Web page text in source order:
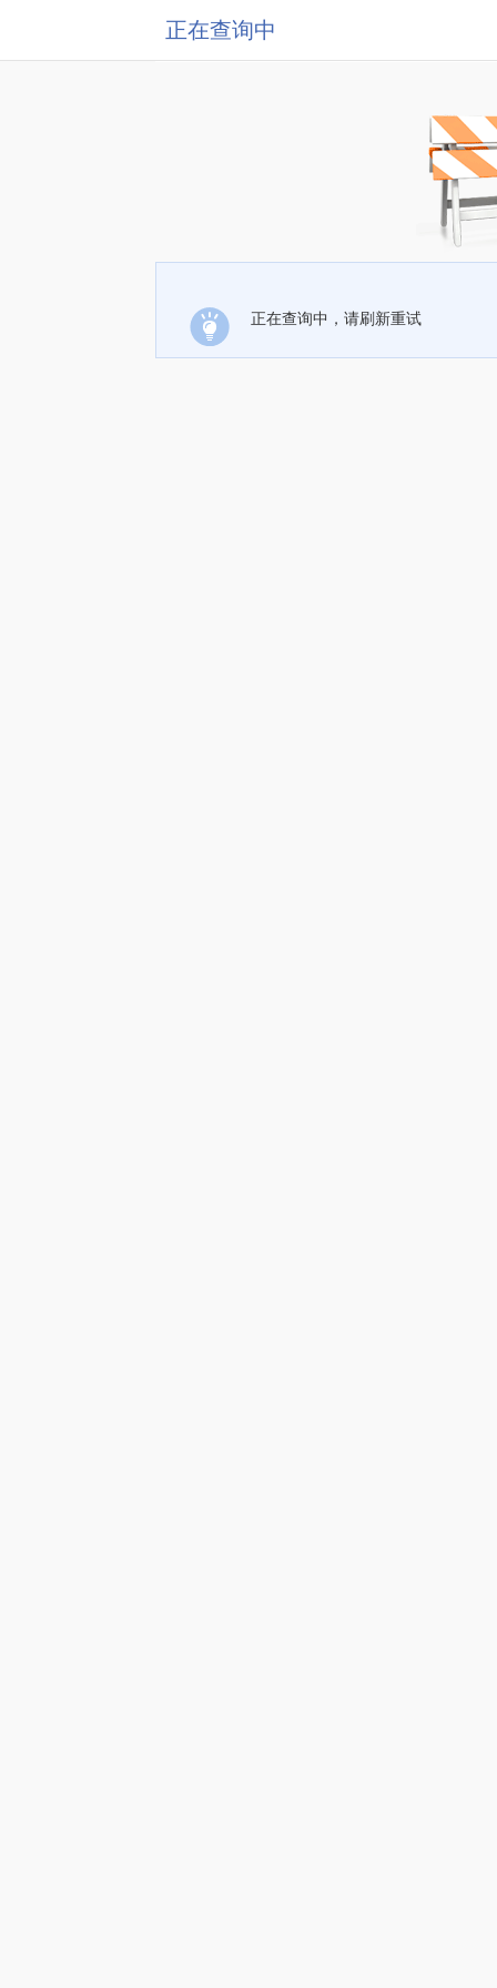
正在查询中
正在查询中，请刷新重试